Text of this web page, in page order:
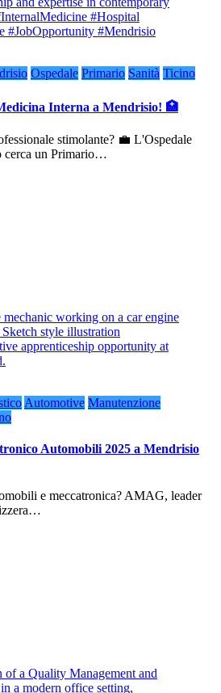
Ospedale Primario Sanità Ticino
Interna a Mendrisio! 🏥
stimolante? 💼 L'Ospedale
cerca un Primario…
Automotive Manutenzione
Automobili 2025 a Mendrisio
e meccatronica? AMAG, leader